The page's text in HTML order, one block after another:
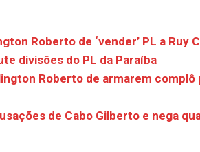
Roberto de ‘vender’ PL a Ruy
divisões do PL da Paraíba
Roberto de armarem complô
de Cabo Gilberto e nega